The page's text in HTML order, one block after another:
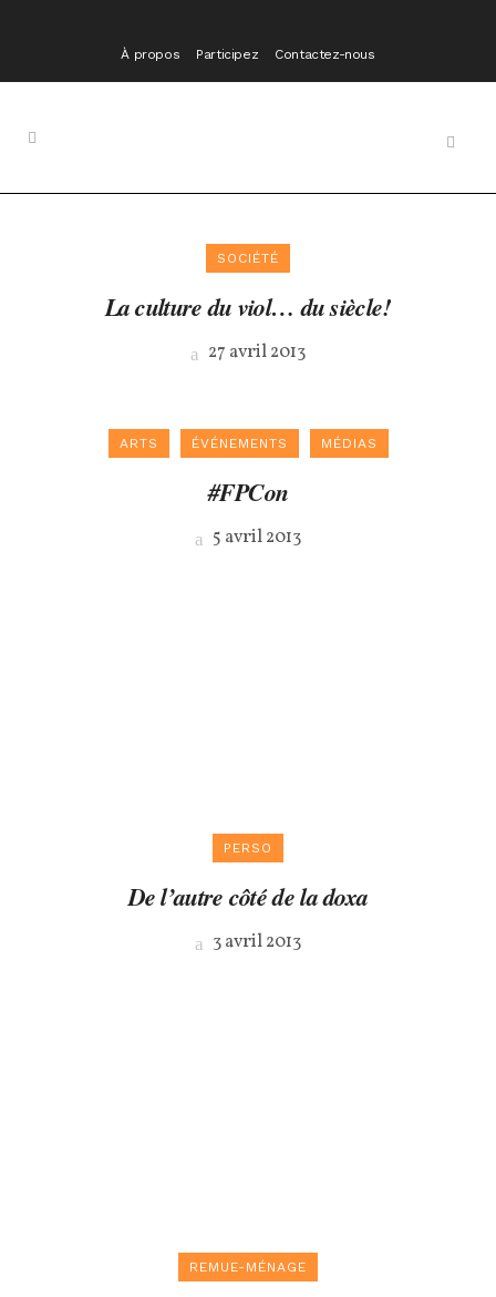
À propos Participez Contactez-nous
SOCIÉTÉ
La culture du viol… du siècle!
27 avril 2013
ARTS ÉVÉNEMENTS MÉDIAS
#FPCon
5 avril 2013
PERSO
De l’autre côté de la doxa
3 avril 2013
REMUE-MÉNAGE